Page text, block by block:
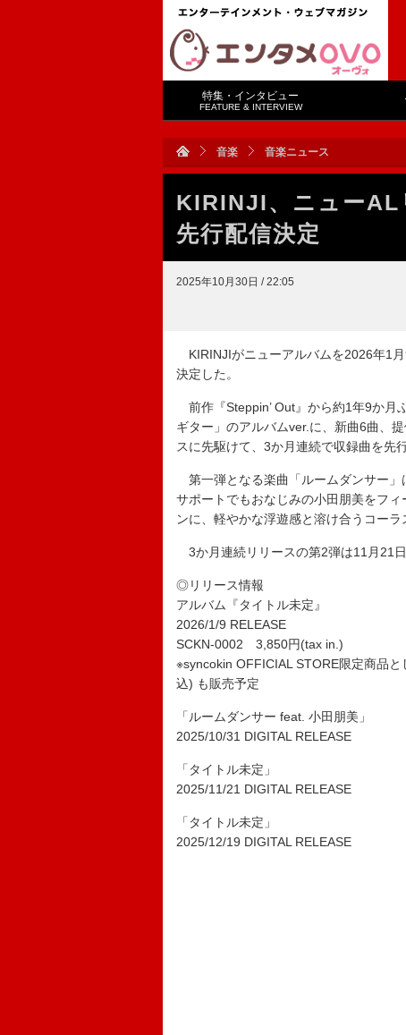
特集・インタビュー
FEATURE & INTERVIEW
音楽 音楽ニュース
KIRINJI、ニューAL
先行配信決定
2025年10月30日 / 22:05
KIRINJIがニューアルバムを2026年1
決定した。
前作『Steppin’ Out』から約1年9か月
ギター」のアルバムver.に、新曲6曲、
スに先駆けて、3か月連続で収録曲を先
第一弾となる楽曲「ルームダンサー」
サポートでもおなじみの小田朋美をフ
ンに、軽やかな浮遊感と溶け合うコー
3か月連続リリースの第2弾は11月21
◎リリース情報
アルバム『タイトル未定』
2026/1/9 RELEASE
SCKN-0002 3,850円(tax in.)
※syncokin OFFICIAL STORE限定商品
込) も販売予定
「ルームダンサー feat. 小田朋美」
2025/10/31 DIGITAL RELEASE
「タイトル未定」
2025/11/21 DIGITAL RELEASE
「タイトル未定」
2025/12/19 DIGITAL RELEASE